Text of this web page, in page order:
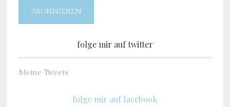
ABONNIEREN
folge mir auf twitter
Meine Tweets
folge mir auf facebook